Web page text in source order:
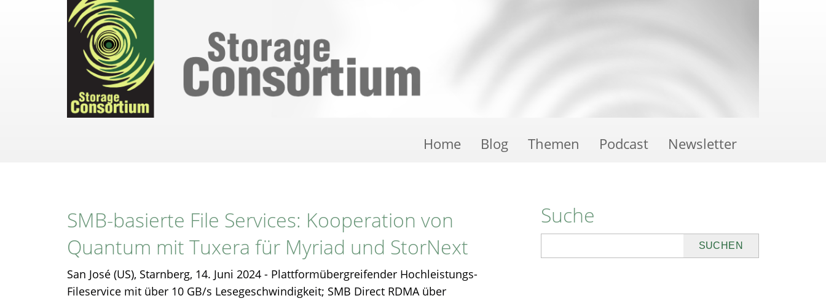
Home Blog Themen Podcast Newsletter
SMB-basierte File Services: Kooperation von
Quantum mit Tuxera für Myriad und StorNext
San José (US), Starnberg, 14. Juni 2024 - Plattformübergreifender Hochleistungs-
Fileservice mit über 10 GB/s Lesegeschwindigkeit; SMB Direct RDMA über
Suche